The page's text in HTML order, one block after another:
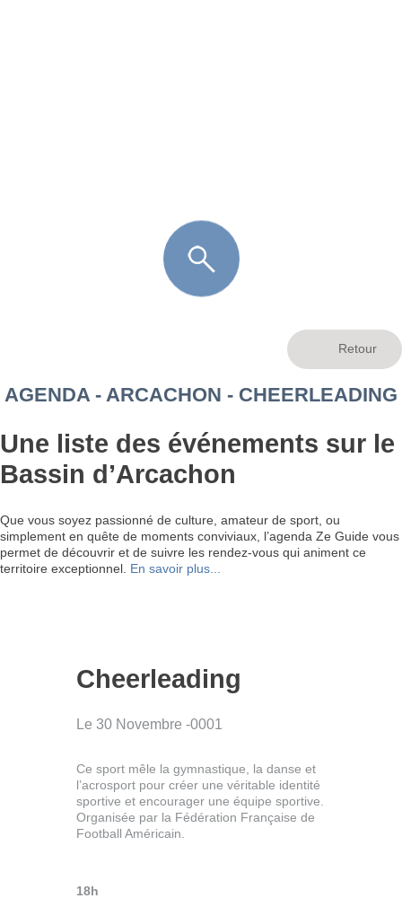
AGENDA - ARCACHON - CHEERLEADING
Une liste des événements sur le
Bassin d’Arcachon
Que vous soyez passionné de culture, amateur de sport, ou
simplement en quête de moments conviviaux, l’agenda Ze Guide vous
permet de découvrir et de suivre les rendez-vous qui animent ce
territoire exceptionnel. En savoir plus...
Cheerleading
Le 30 Novembre -0001
Ce sport mêle la gymnastique, la danse et
l’acrosport pour créer une véritable identité
sportive et encourager une équipe sportive.
Organisée par la Fédération Française de
Football Américain.
18h